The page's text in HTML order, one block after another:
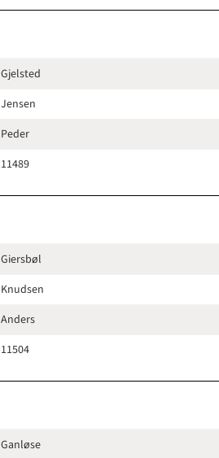
Gjelsted
Jensen
Peder
11489
Giersbøl
Knudsen
Anders
11504
Ganløse